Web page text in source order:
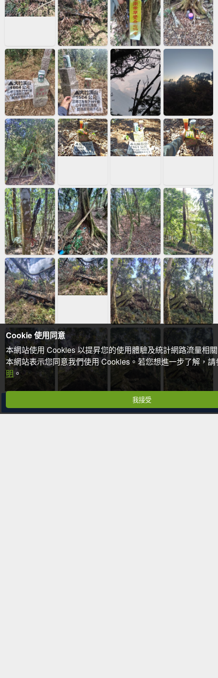
分享
Cookie 使用同意
本網站使用 Cookies 以提昇您的使用體驗及統計網路流量相
本網站表示您同意我們使用 Cookies。若您想進一步了解，
明。
我接受